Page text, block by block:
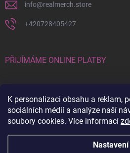
K personalizaci obsahu a reklam,
sociálních médií a analýze naší
soubory cookies. Více informací
Nastavení
info@realmerch.store
+420728405427
PŘIJÍMÁME ONLINE PLATBY
Stav objednávky a